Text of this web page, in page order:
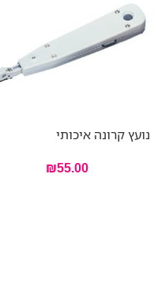
נועץ קרונה איכותי
₪55.00